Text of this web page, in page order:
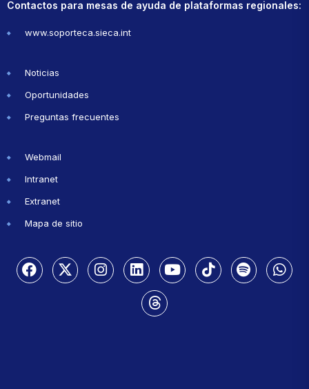
Contactos para mesas de ayuda de plataformas regionales:
www.soporteca.sieca.int
Noticias
Oportunidades
Preguntas frecuentes
Webmail
Intranet
Extranet
Mapa de sitio